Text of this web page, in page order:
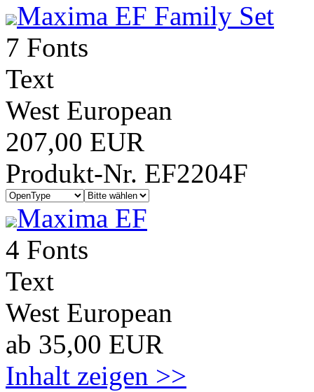
Maxima EF Family Set
7 Fonts
Text
West European
207,00 EUR
Produkt-Nr. EF2204F
Maxima EF
4 Fonts
Text
West European
ab 35,00 EUR
Inhalt zeigen >>